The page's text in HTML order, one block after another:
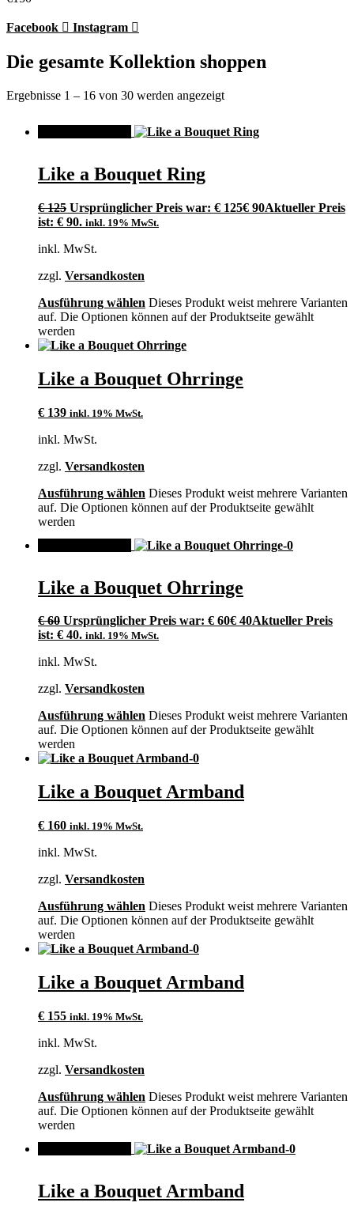
Facebook Instagram
Die gesamte Kollektion shoppen
Ergebnisse 1 – 16 von 30 werden angezeigt
Like a Bouquet Ring
€125 Ursprünglicher Preis war: € 125€ 90Aktueller Preis
ist: € 90. inkl. 19% MwSt.
inkl. MwSt.
zzgl. Versandkosten
Ausführung wählen Dieses Produkt weist mehrere Varianten
auf. Die Optionen können auf der Produktseite gewählt
werden
Like a Bouquet Ohrringe
€ 139 inkl. 19% MwSt.
inkl. MwSt.
zzgl. Versandkosten
Ausführung wählen Dieses Produkt weist mehrere Varianten
auf. Die Optionen können auf der Produktseite gewählt
werden
Like a Bouquet Ohrringe
€60 Ursprünglicher Preis war: € 60€ 40Aktueller Preis
ist: € 40. inkl. 19% MwSt.
inkl. MwSt.
zzgl. Versandkosten
Ausführung wählen Dieses Produkt weist mehrere Varianten
auf. Die Optionen können auf der Produktseite gewählt
werden
Like a Bouquet Armband
€ 160 inkl. 19% MwSt.
inkl. MwSt.
zzgl. Versandkosten
Ausführung wählen Dieses Produkt weist mehrere Varianten
auf. Die Optionen können auf der Produktseite gewählt
werden
Like a Bouquet Armband
€ 155 inkl. 19% MwSt.
inkl. MwSt.
zzgl. Versandkosten
Ausführung wählen Dieses Produkt weist mehrere Varianten
auf. Die Optionen können auf der Produktseite gewählt
werden
Like a Bouquet Armband